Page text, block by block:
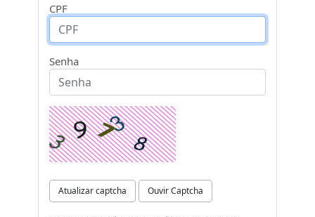
CPF
Senha
Atualizar captcha Ouvir Captcha